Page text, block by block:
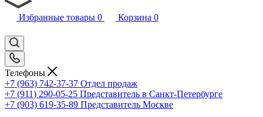
Избранные товары 0 Корзина 0
Телефоны
+7 (963) 742-37-37 Отдел продаж
+7 (911) 290-05-25 Представитель в Санкт-Петербурге
+7 (903) 619-35-89 Представитель Москве